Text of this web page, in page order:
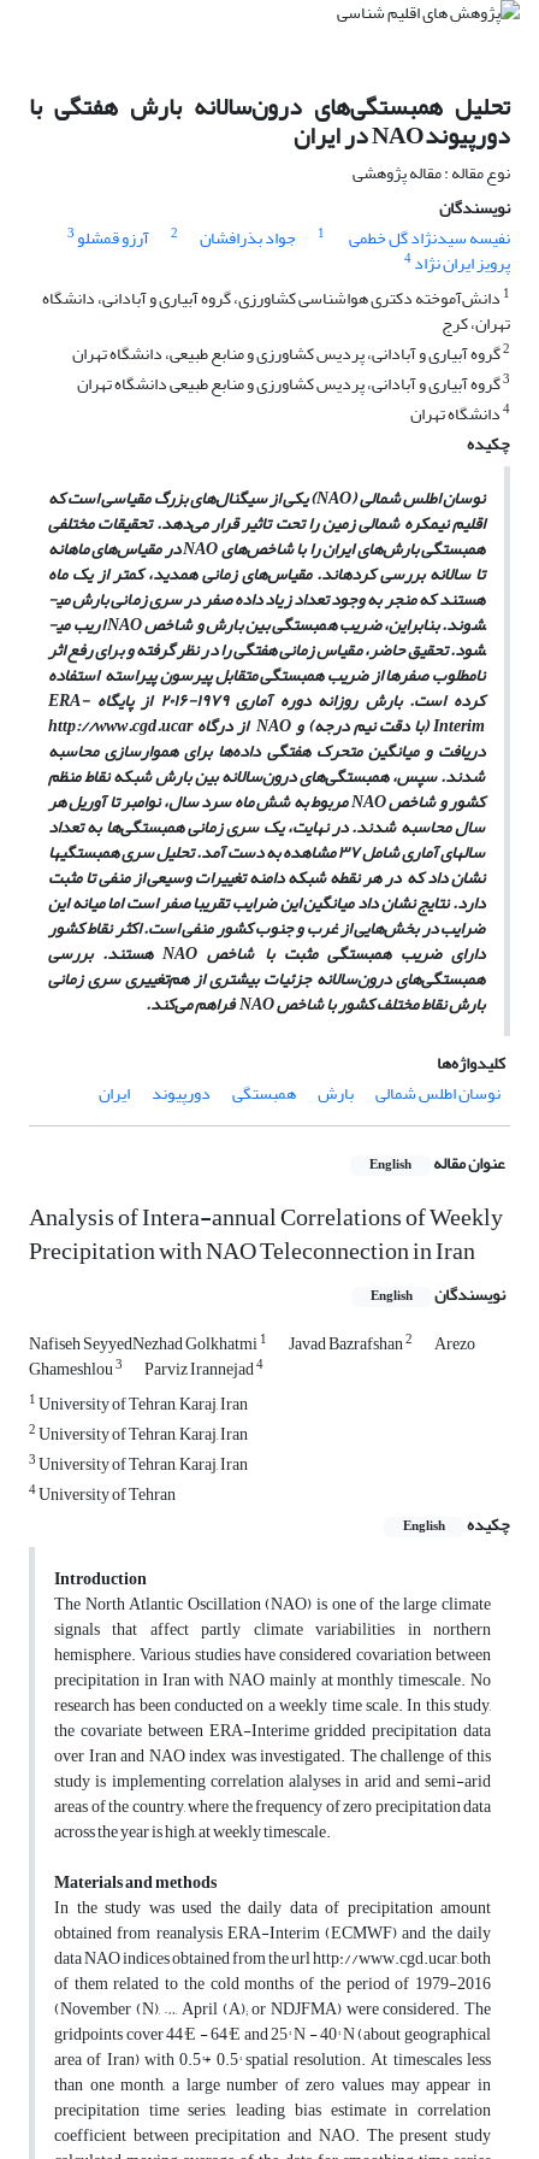
تحلیل همبستگی‌های درون‌سالانه بارش هفتگی ‌با
دورپیوندNAO در ایران
نوع مقاله : مقاله پژوهشی
نویسندگان
نفیسه سیدنژاد گل خطمی
1 جواد بذرافشان 2 آرزو قمشلو3
پرویز ایران نژاد4
1 دانش‌آموخته دکتری هواشناسی کشاورزی، گروه آبیاری و آبادانی، دانشگاه
تهران، کرج
2گروه آبیاری و آبادانی، پردیس کشاورزی و منابع طبیعی، دانشگاه تهران
3گروه آبیاری و آبادانی، پردیس کشاورزی و منابع طبیعی دانشگاه تهران
4دانشگاه تهران
چکیده
نوسان اطلس شمالی (NAO) یکی از سیگنال‌های بزرگ مقیاسی است که
اقلیم نیمکره شمالی زمین را تحت تاثیر قرار می‌دهد. تحقیقات مختلفی
همبستگی بارش‌های ایران را با شاخص‌هایNAOدر مقیاس‌های ماهانه
تا سالانه بررسی کرده­اند. مقیاس‌های زمانی همدید، کمتر از یک ماه
هستند که منجر به وجود تعداد زیاد داده صفر در سری زمانی بارش می­
شوند. بنابراین، ضریب همبستگی بین بارش و شاخصNAOاریب می­
شود. تحقیق حاضر، مقیاس‌ زمانی هفتگی را در نظر گرفته و برای رفع اثر
نامطلوب صفرها از ضریب همبستگی متقابل پیرسون پیراستهاستفاده
کرده است. بارش روزانه دوره آماری ۱۹۷۹-۲۰۱۶ از پایگاه ERA-
Interim(با دقت نیم درجه) وNAOاز درگاهhttp://www.cgd.ucar
دریافت و میانگین متحرک هفتگی داده‌ها برای هموارسازی محاسبه
شدند. سپس، همبستگی‌های درون‌سالانه بین بارش شبکه نقاط منظم
کشور و شاخصNAOمربوط به شش ماه سرد سال، نوامبر تا آوریل هر
سال محاسبه شدند. در نهایت، یک سری زمانی همبستگی‌ها به تعداد
سال­های آماری شامل ۳۷ مشاهده به دست آمد. تحلیل سری همبستگی­ها
نشان داد کهدر هر نقطه شبکه دامنه تغییرات وسیعی از منفی تا مثبت
دارد. نتایج نشان داد میانگین این ضرایب تقریبا صفر است اما میانه این
ضرایب در بخش‌هایی از غرب و جنوب کشور منفی است. اکثر نقاط کشور
دارای ضریب همبستگی مثبت با شاخص NAOهستند. بررسی
همبستگی‌های درون‌سالانه جزئیات بیشتری از هم‌تغییری سری زمانی
بارش نقاط مختلف کشور با شاخصNAOفراهم می‌کند.
کلیدواژه‌ها
نوسان اطلس شمالی
بارش همبستگی دورپیوند ایران
عنوان مقاله English
Analysis of Intera-annual Correlations of Weekly
Precipitation with NAO Teleconnection in Iran
نویسندگان English
Nafiseh SeyyedNezhad Golkhatmi1 Javad Bazrafshan2 Arezo
Ghameshlou3 Parviz Irannejad4
1University of Tehran, Karaj, Iran
2University of Tehran, Karaj, Iran
3University of Tehran, Karaj, Iran
4University of Tehran
چکیده
English
Introduction
The North Atlantic Oscillation (NAO) is one of the large climate
signals that affect partly climate variabilities in northern
hemisphere. Various studies have considered covariation between
precipitation in Iran with NAO mainly at monthly timescale. No
research has been conducted on a weekly time scale. In this study,
the covariate between ERA-Interime gridded precipitation data
over Iran and NAO index was investigated. The challenge of this
study is implementing correlation alalyses in arid and semi-arid
areas of the country, where the frequency of zero precipitation data
across the year is high, at weekly timescale.
Materials and methods
In the study was used the daily data of precipitation amount
obtained from reanalysis ERA-Interim (ECMWF) and the daily
data NAO indices obtained from the url http://www.cgd.ucar, both
of them related to the cold months of the period of 1979-2016
(November (N), …, April (A); or NDJFMA) were considered. The
gridpoints cover 44°E - 64°E and 25° N - 40° N (about geographical
area of Iran) with 0.5°* 0.5° spatial resolution. At timescales less
than one month, a large number of zero values may appear in
precipitation time series, leading bias estimate in correlation
coefficient between precipitation and NAO. The present study